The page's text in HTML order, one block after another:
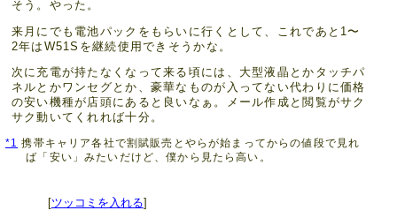
そう。やった。
来月にでも電池パックをもらいに行くとして、これであと1〜
2年はW51Sを継続使用できそうかな。
次に充電が持たなくなって来る頃には、大型液晶とかタッチパ
ネルとかワンセグとか、豪華なものが入ってない代わりに価格
の安い機種が店頭にあると良いなぁ。メール作成と閲覧がサク
サク動いてくれれば十分。
*1
携帯キャリア各社で割賦販売とやらが始まってからの値段で見れ
ば「安い」みたいだけど、僕から見たら高い。
[ツッコミを入れる]